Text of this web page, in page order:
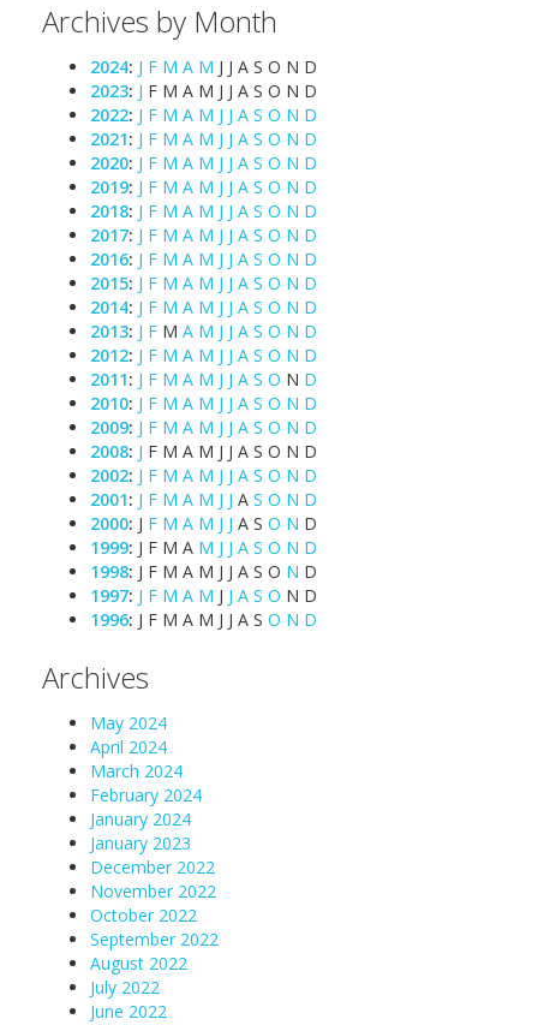
Archives by Month
2024: J F M A M J J A S O N D
2023: J F M A M J J A S O N D
2022: J F M A M J J A S O N D
2021: J F M A M J J A S O N D
2020: J F M A M J J A S O N D
2019: J F M A M J J A S O N D
2018: J F M A M J J A S O N D
2017: J F M A M J J A S O N D
2016: J F M A M J J A S O N D
2015: J F M A M J J A S O N D
2014: J F M A M J J A S O N D
2013: J F M A M J J A S O N D
2012: J F M A M J J A S O N D
2011: J F M A M J J A S O N D
2010: J F M A M J J A S O N D
2009: J F M A M J J A S O N D
2008: J F M A M J J A S O N D
2002: J F M A M J J A S O N D
2001: J F M A M J J A S O N D
2000: J F M A M J J A S O N D
1999: J F M A M J J A S O N D
1998: J F M A M J J A S O N D
1997: J F M A M J J A S O N D
1996: J F M A M J J A S O N D
Archives
May 2024
April 2024
March 2024
February 2024
January 2024
January 2023
December 2022
November 2022
October 2022
September 2022
August 2022
July 2022
June 2022